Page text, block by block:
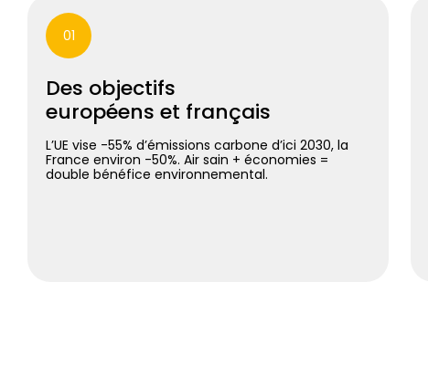
01
Des objectifs
européens et français
L’UE vise -55% d’émissions carbone d’ici 2030, la
France environ -50%. Air sain + économies =
double bénéfice environnemental.